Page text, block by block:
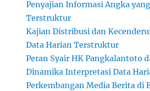
Penyajian Informasi Angka
Terstruktur
Kajian Distribusi dan
Data Harian Terstruktur
Peran Syair HK Pangkalantoto
Dinamika Interpretasi Data
Perkembangan Media Berita di